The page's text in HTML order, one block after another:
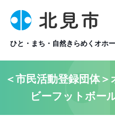
ひと・まち・自然きらめくオホ
＜市民活動登録団体
ビーフットボー